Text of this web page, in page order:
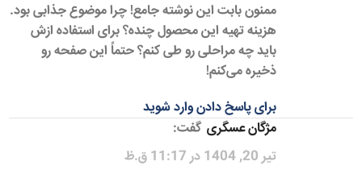
ممنون بابت این نوشته جامع! چرا موضوع جذابی بود.
هزینه تهیه این محصول چنده؟ برای استفاده ازش
باید چه مراحلی رو طی کنم؟ حتماً این صفحه رو
ذخیره می‌کنم!
برای پاسخ دادن وارد شوید
مژگان عسگری گفت:
تیر 20, 1404 در 11:17 ق.ظ